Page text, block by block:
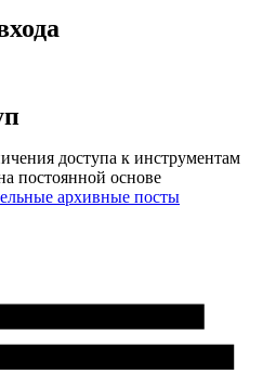
доступа к инструментам
постоянной основе
архивные посты